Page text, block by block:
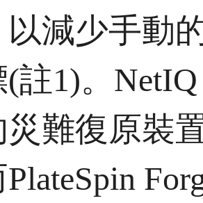
減少手動
註1)。
難復原裝